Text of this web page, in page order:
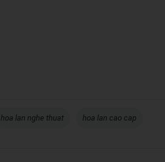
hoa lan nghe thuat hoa lan cao cap